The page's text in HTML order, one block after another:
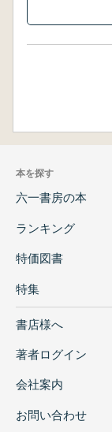
本を探す
六一書房の本
ランキング
特価図書
特集
書店様へ
著者ログイン
会社案内
お問い合わせ